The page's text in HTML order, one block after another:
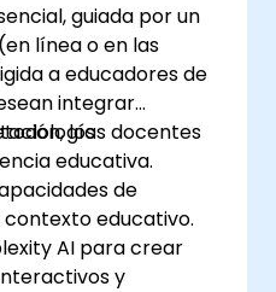
guiada por un
línea o en las
a educadores de
integrar
docentes
educativa.
los
de
contexto educativo.
AI para crear
y